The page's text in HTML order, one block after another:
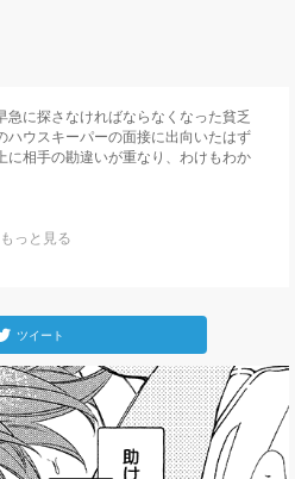
に探さなければならなくなった貧乏
ハウスキーパーの面接に出向いたはず
に相手の勘違いが重なり、わけもわか
ツイート